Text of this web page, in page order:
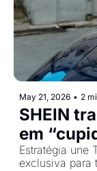
May 21, 2026 • 2
SHEIN
em
Estratégia une
exclusiva para